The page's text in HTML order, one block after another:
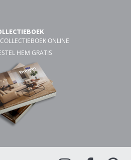
ONLINE
HEM GRATIS